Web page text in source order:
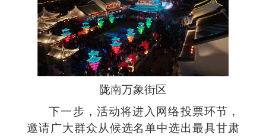
陇南万象街区
下一步，活动将进入网络投票环节，
邀请广大群众从候选名单中选出最具甘肃